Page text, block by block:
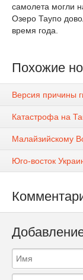
самолета могли
Озеро Таупо
время года.
Похожие
Версия причины
Катастрофа на
Малайзийскому
Юго-восток